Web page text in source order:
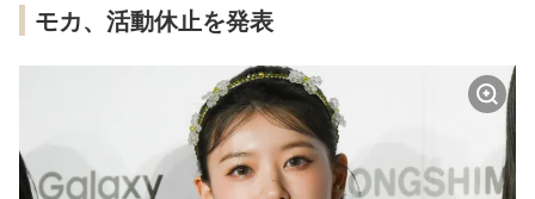
モカ、活動休止を発表